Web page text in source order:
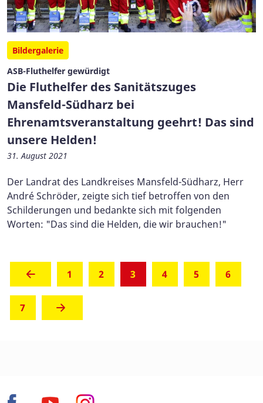
Bildergalerie
ASB-Fluthelfer gewürdigt
Die Fluthelfer des Sanitätszuges
Mansfeld-Südharz bei
Ehrenamtsveranstaltung geehrt! Das sind
unsere Helden!
31. August 2021
Der Landrat des Landkreises Mansfeld-Südharz, Herr
André Schröder, zeigte sich tief betroffen von den
Schilderungen und bedankte sich mit folgenden
Worten: "Das sind die Helden, die wir brauchen!"
1 2 3(aktuell)
4 5 6
7